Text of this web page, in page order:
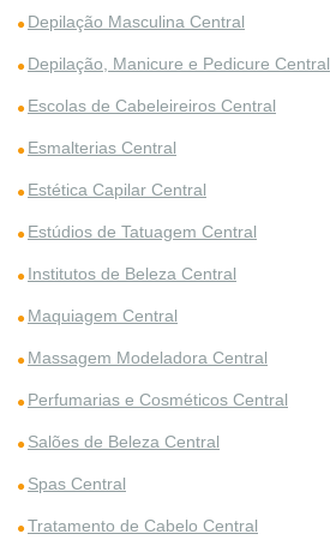
Depilação Masculina Central
Depilação, Manicure e Pedicure Central
Escolas de Cabeleireiros Central
Esmalterias Central
Estética Capilar Central
Estúdios de Tatuagem Central
Institutos de Beleza Central
Maquiagem Central
Massagem Modeladora Central
Perfumarias e Cosméticos Central
Salões de Beleza Central
Spas Central
Tratamento de Cabelo Central